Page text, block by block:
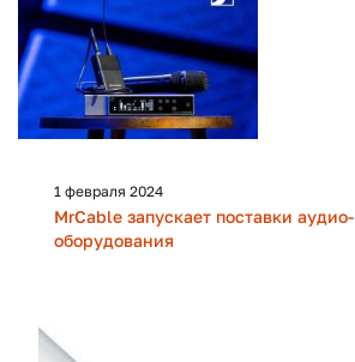
1 февраля 2024
MrCable запускает поставки аудио-
оборудования